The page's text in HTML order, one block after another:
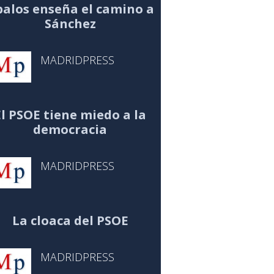
enseña el camino a
Sánchez
MADRIDPRESS
PSOE tiene miedo a la
democracia
MADRIDPRESS
La cloaca del PSOE
MADRIDPRESS